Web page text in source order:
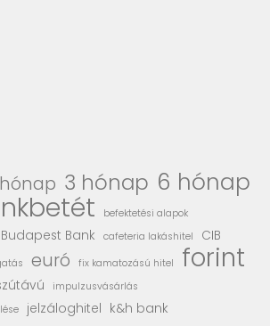
3 hónap 6 hónap
befektetési alapok
Budapest Bank cafeteria lakáshitel CIB
euró fix kamatozású hitel forint
impulzusvásárlás
jelzáloghitel k&h bank